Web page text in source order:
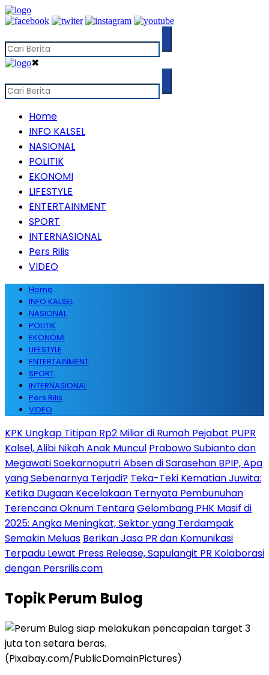
✖
Home
INFO KALSEL
NASIONAL
POLITIK
EKONOMI
LIFESTYLE
ENTERTAINMENT
SPORT
INTERNASIONAL
Pers Rilis
VIDEO
Home
INFO KALSEL
NASIONAL
POLITIK
EKONOMI
LIFESTYLE
ENTERTAINMENT
SPORT
INTERNASIONAL
Pers Rilis
VIDEO
KPK Ungkap Titipan Rp2 Miliar di Rumah Pejabat PUPR
Kalsel, Alibi Nikah Anak Muncul Prabowo Subianto dan
Megawati Soekarnoputri Absen di Sarasehan BPIP, Apa
yang Sebenarnya Terjadi? Teka-Teki Kematian Juwita:
Ketika Dugaan Kecelakaan Ternyata Pembunuhan
Terencana Oknum TentaraGelombang PHK Masif di
2025: Angka Meningkat, Sektor yang Terdampak
Semakin Meluas Berikan Jasa PR dan Komunikasi
Terpadu Lewat Press Release, Sapulangit PR Kolaborasi
dengan Persrilis.com
TopikPerum Bulog